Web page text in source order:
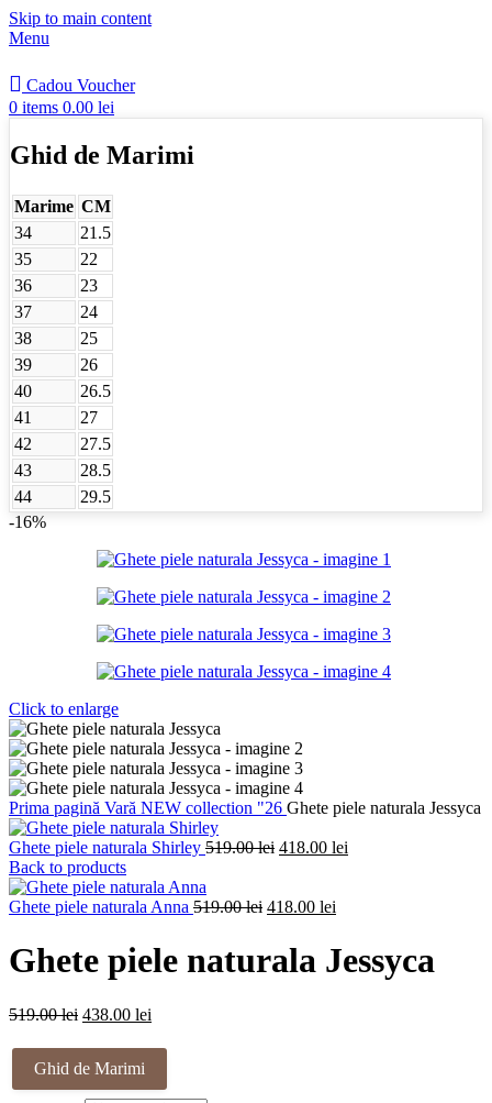
Skip to main content
Menu
Cadou Voucher
0 items 0.00 lei
Ghid de Marimi
Marime CM
34
21.5
35
22
36
23
37
24
38
25
39
26
40
26.5
41
27
42
27.5
43
28.5
44
29.5
-16%
Click to enlarge
Prima pagină Vară NEW collection "26 Ghete piele naturala Jessyca
Ghete piele naturala Shirley 519.00lei Prețul
fost:
418.00 lei
Back to products
Ghete piele naturala Anna 519.00lei Prețul
fost:
418.00 lei
este:
418.00 lei.
Ghete piele naturala Jessyca
519.00lei Prețul
a
fost:
519.00 lei.
438.00 lei
este:
Ghid de Marimi